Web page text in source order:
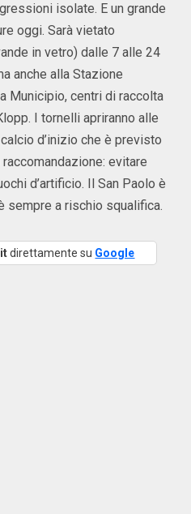
isolate. E un grande
oggi. Sarà vietato
in vetro) dalle 7 alle 24
anche alla Stazione
Municipio, centri di raccolta
I tornelli apriranno alle
d’inizio che è previsto
raccomandazione: evitare
d’artificio. Il San Paolo è
sempre a rischio squalifica.
direttamente su Google